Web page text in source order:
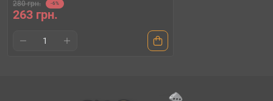
280 грн. -6%
263 грн.